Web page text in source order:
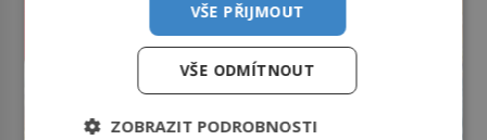
VŠE PŘIJMOUT
VŠE ODMÍTNOUT
ZOBRAZIT PODROBNOSTI